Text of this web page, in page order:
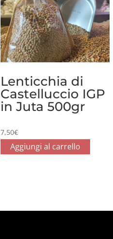
Lenticchia di
Castelluccio IGP
in Juta 500gr
7,50€
Aggiungi al carrello